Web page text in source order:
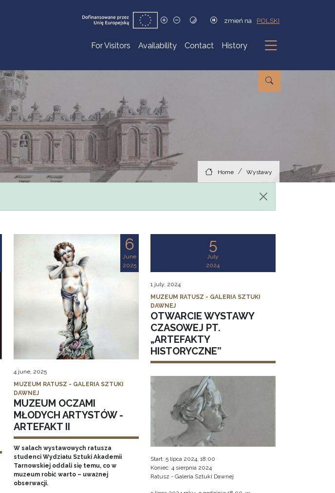
zmień na POLSKI
For Visitors Availability Contact History
Submenu
Home Wystawy
6
June
2025
4 june, 2025
MUZEUM RATUSZ - GALERIA SZTUKI
DAWNEJ
MUZEUM OCZAMI
MŁODYCH ARTYSTÓW -
ARTEFAKT II
W salach wystawowych ratusza
studenci Wydziału Sztuki Akademii
Tarnowskiej oddali się temu, co w
muzeum robić warto – uważnej
obserwacji.
5
July
2024
1 july, 2024
MUZEUM RATUSZ - GALERIA SZTUKI
DAWNEJ
OTWARCIE WYSTAWY
CZASOWEJ PT.
„ARTEFAKTY
HISTORYCZNE”
Start: 5 lipca 2024, 18:00
Koniec: 4 sierpnia 2024
Ratusz - Galeria Sztuki Dawnej